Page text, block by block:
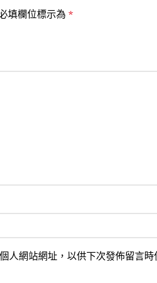
填欄位標示為 *
人網站網址，以供下次發佈留言時